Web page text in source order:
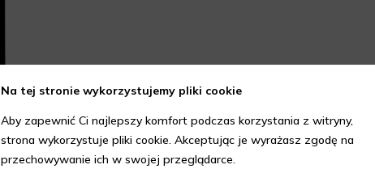
Na tej stronie wykorzystujemy pliki cookie
Aby zapewnić Ci najlepszy komfort podczas korzystania z witryny,
strona wykorzystuje pliki cookie. Akceptując je wyrażasz zgodę na
przechowywanie ich w swojej przeglądarce.